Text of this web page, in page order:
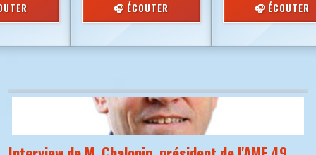
🎧 ÉCOUTER 🎧 ÉCOUTER